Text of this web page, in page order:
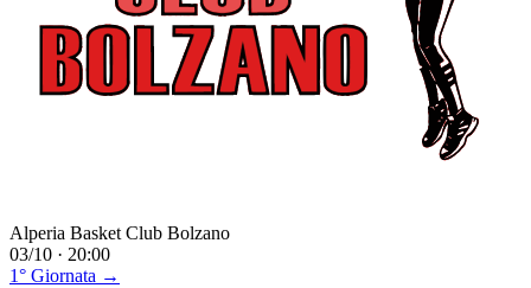
Alperia Basket Club Bolzano
03/10 · 20:00
1° Giornata →